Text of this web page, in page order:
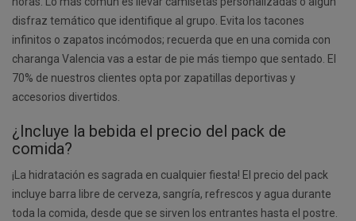
disfraz temático que identifique al grupo. Evita los tacones
infinitos o zapatos incómodos; recuerda que en una comida con
charanga Valencia vas a estar de pie más tiempo que sentado. El
70% de nuestros clientes opta por zapatillas deportivas y
accesorios divertidos.
¿Incluye la bebida el precio del pack de
comida?
¡La hidratación es sagrada en cualquier fiesta! El precio del pack
incluye barra libre de cerveza, sangría, refrescos y agua durante
toda la comida, desde que se sirven los entrantes hasta el postre.